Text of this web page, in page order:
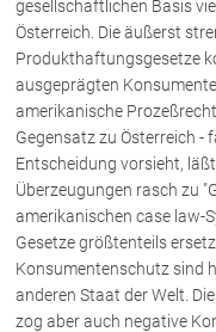
gesellschaftlichen Basis
Österreich. Die äußerst
Produkthaftungsgesetze
ausgeprägten
amerikanische
Gegensatz zu Österreich -
Entscheidung vorsieht,
Überzeugungen rasch zu
amerikanischen case law-
Gesetze größtenteils
Konsumentenschutz sind
anderen Staat der Welt.
zog aber auch negative